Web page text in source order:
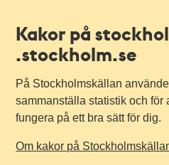
Kakor på
.stockholm.se
På Stockholmskällan
sammanställa statistik och för
fungera på ett bra sätt för dig.
Om kakor på